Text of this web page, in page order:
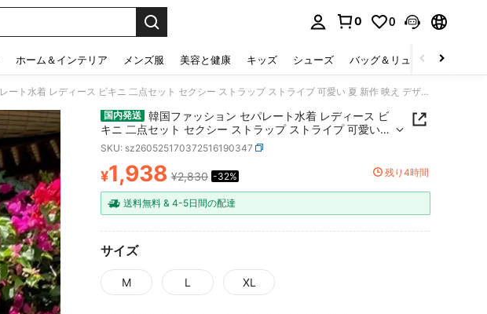
0 0
ホーム＆インテリア メンズ服 美容と健康 キッズ シューズ バッグ＆リュック
韓国ファッション セパレート水着 レディース ビキニ 二点セット セクシー ストラップ ストライプ 可愛い 夏 新作 映え デザイン 海 ビーチ 旅行 UVカット 大人
国内発送 韓国ファッション セパレート水着 レディース ビ
キニ 二点セット セクシー ストラップ ストライプ 可愛い
夏 新作 映え デザイン 海 ビーチ 旅行 UVカット 大人
SKU: sz260525170372516190347
PRICE AND AVAILABILITY
¥1,938 ¥2,830 -32% 残り4時間
送料無料 & 4-5日間の配達
サイズ
M L XL